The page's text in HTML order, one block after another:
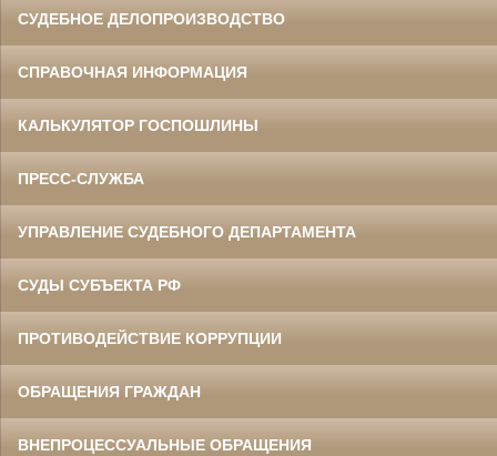
СУДЕБНОЕ ДЕЛОПРОИЗВОДСТВО
СПРАВОЧНАЯ ИНФОРМАЦИЯ
КАЛЬКУЛЯТОР ГОСПОШЛИНЫ
ПРЕСС-СЛУЖБА
УПРАВЛЕНИЕ СУДЕБНОГО ДЕПАРТАМЕНТА
СУДЫ СУБЪЕКТА РФ
ПРОТИВОДЕЙСТВИЕ КОРРУПЦИИ
ОБРАЩЕНИЯ ГРАЖДАН
ВНЕПРОЦЕССУАЛЬНЫЕ ОБРАЩЕНИЯ